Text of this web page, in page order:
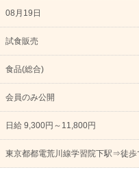
08月19日
試食販売
食品(総合)
会員のみ公開
日給 9,300円～11,800円
東京都都電荒川線学習院下駅⇒徒歩